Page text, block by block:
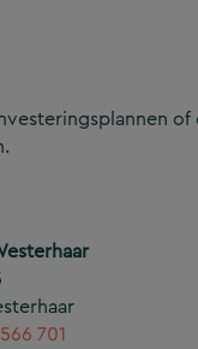
701